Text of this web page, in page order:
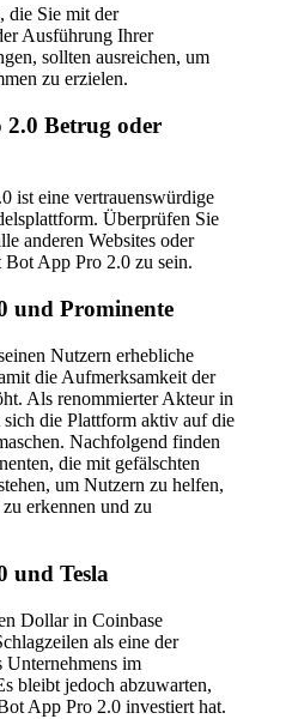
die Sie mit der
Ausführung Ihrer
sollten ausreichen, um
zu erzielen.
Betrug oder
ist eine vertrauenswürdige
Überprüfen Sie
anderen Websites oder
App Pro 2.0 zu sein.
und Prominente
Nutzern erhebliche
die Aufmerksamkeit der
Als renommierter Akteur in
die Plattform aktiv auf die
Nachfolgend finden
die mit gefälschten
um Nutzern zu helfen,
erkennen und zu
und Tesla
Dollar in Coinbase
als eine der
Unternehmens im
bleibt jedoch abzuwarten,
App Pro 2.0 investiert hat.